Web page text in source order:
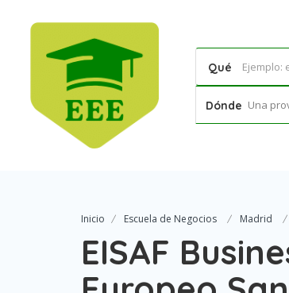
Qué
Dónde Una
Inicio Escuela de Negocios Madrid
EISAF